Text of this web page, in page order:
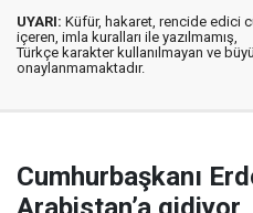
UYARI: Küfür, hakaret, rencide edici
içeren, imla kuralları ile yazılmamış,
Türkçe karakter kullanılmayan ve
onaylanmamaktadır.
Cumhurbaşkanı